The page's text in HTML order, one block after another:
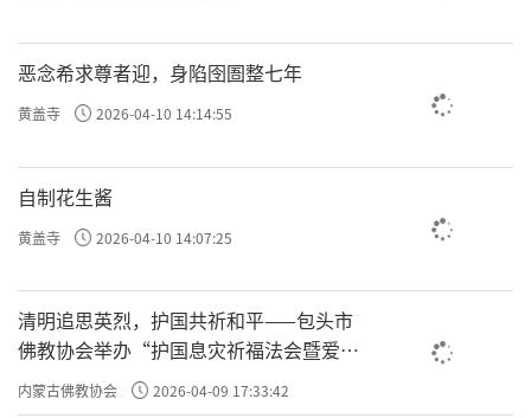
恶念希求尊者迎，身陷囹圄整七年
黄盖寺 2026-04-10 14:14:55
自制花生酱
黄盖寺 2026-04-10 14:07:25
清明追思英烈，护国共祈和平——包头市
佛教协会举办“护国息灾祈福法会暨爱国
主义电影观影活动”
内蒙古佛教协会 2026-04-09 17:33:42